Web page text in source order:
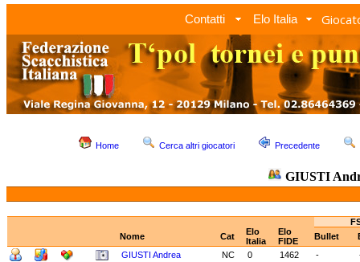
Contatti Elo Italia
Home Cerca altri giocatori Precedente
GIUSTI
Nome
Cat
Elo
Italia
Elo
FIDE
Bullet
GIUSTI Andrea
NC 0 1462 -